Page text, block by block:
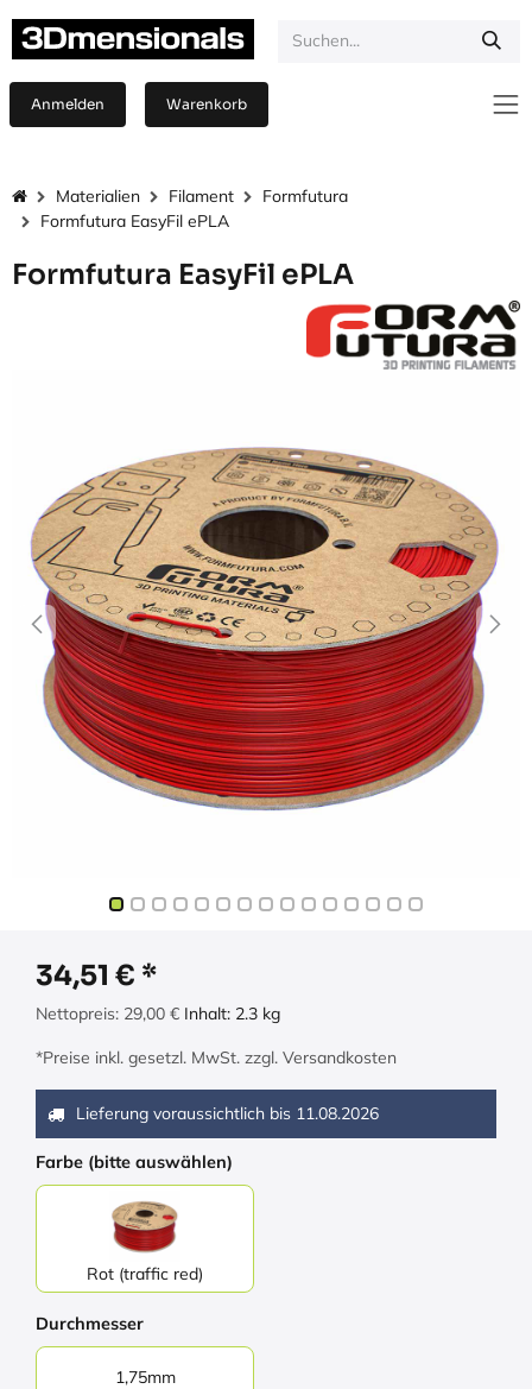
Anmelden Warenkorb
Materialien Filament
Formfutura
Formfutura EasyFil ePLA
Formfutura EasyFil ePLA
34,51 €
Nettopreis: 29,00 € Inhalt: 2.3 kg
*Preise inkl. gesetzl. MwSt. zzgl. Versandkosten
Lieferung voraussichtlich bis 11.08.2026
Farbe (bitte auswählen)
Rot (traffic red)
Durchmesser
1,75mm